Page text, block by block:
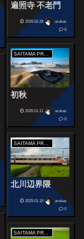
遍照寺 不老門
2026.02.28
arukas
0
初秋
2026.01.11
arukas
0
北川辺界隈
2025.01.19
arukas
0